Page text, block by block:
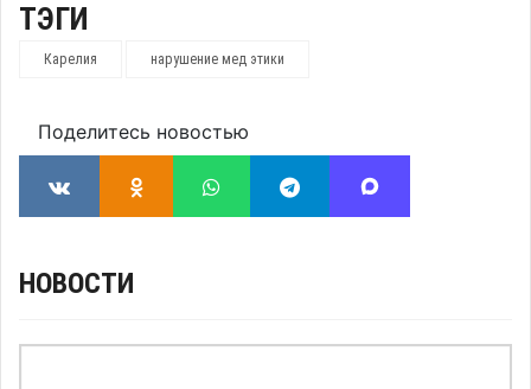
ТЭГИ
Карелия нарушение мед этики
Поделитесь новостью
НОВОСТИ